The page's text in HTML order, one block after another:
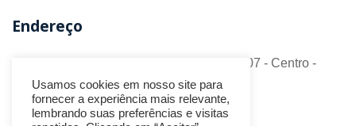
Endereço
R. Barão do Monte Alto nº 70 - Sala 306/307 - Centro -
CEP 36.880-018 - Muriaé/MG
Redes Sociais
Usamos cookies em nosso site para
fornecer a experiência mais relevante,
lembrando suas preferências e visitas